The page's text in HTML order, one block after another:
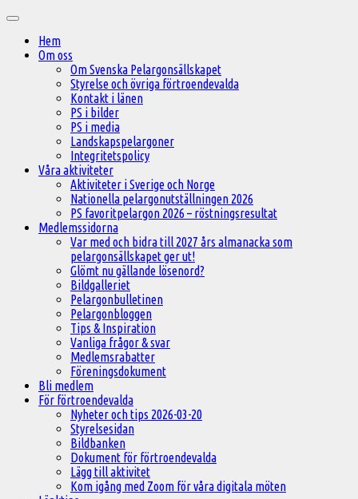
innehåll
Huvudmeny
Hem
Om oss
Om Svenska Pelargonsällskapet
Styrelse och övriga förtroendevalda
Kontakt i länen
PS i bilder
PS i media
Landskapspelargoner
Integritetspolicy
Våra aktiviteter
Aktiviteter i Sverige och Norge
Nationella pelargonutställningen 2026
PS favoritpelargon 2026 – röstningsresultat
Medlemssidorna
Var med och bidra till 2027 års almanacka som
pelargonsällskapet ger ut!
Glömt nu gällande lösenord?
Bildgalleriet
Pelargonbulletinen
Pelargonbloggen
Tips & Inspiration
Vanliga frågor & svar
Medlemsrabatter
Föreningsdokument
Bli medlem
För förtroendevalda
Nyheter och tips 2026-03-20
Styrelsesidan
Bildbanken
Dokument för förtroendevalda
Lägg till aktivitet
Kom igång med Zoom för våra digitala möten